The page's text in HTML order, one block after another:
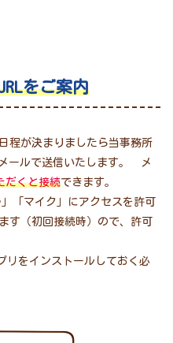
をご案内
程が決まりましたら当事務所
メールで送信いたします。 メ
だくと接続できます。
」「マイク」にアクセスを許可
す（初回接続時）ので、許可
リをインストールしておく必